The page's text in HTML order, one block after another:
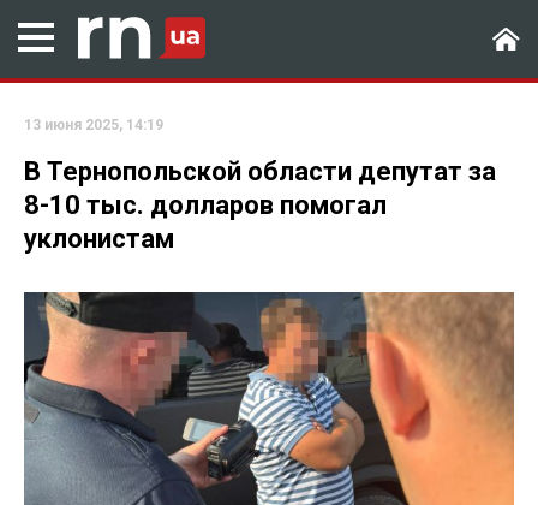
13 июня 2025, 14:19
В Тернопольской области депутат за
8-10 тыс. долларов помогал
уклонистам